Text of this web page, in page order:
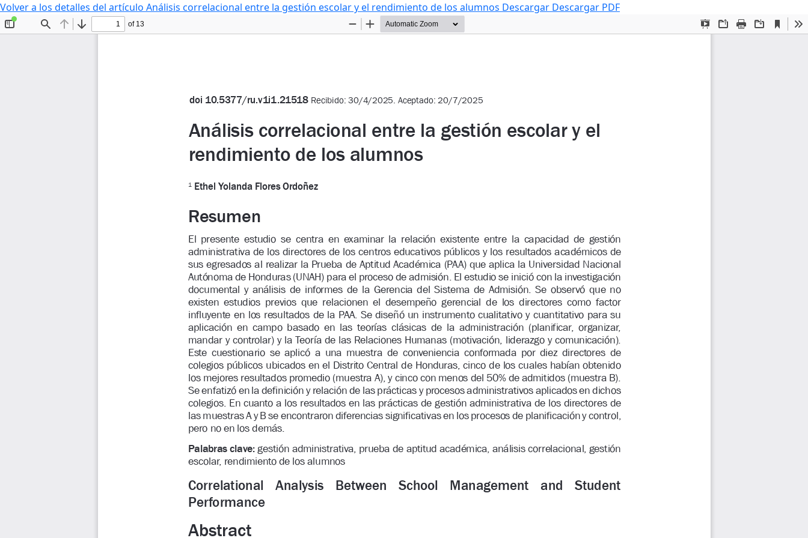
Volver a los detalles del artículo Análisis correlacional entre la gestión escolar y el rendimiento de los alumnos Descargar Descargar PDF